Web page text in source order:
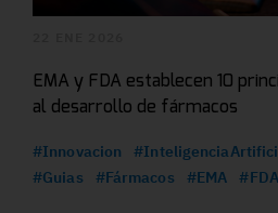
EMA y FDA establecen 10
al desarrollo de fármacos
#Innovacion
#Guias
#Fármacos #EMA #FDA